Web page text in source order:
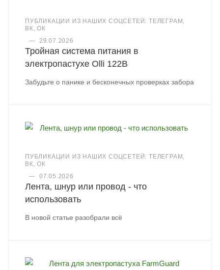
ПУБЛИКАЦИИ ИЗ НАШИХ СОЦСЕТЕЙ: ТЕЛЕГРАМ,
ВК, ОК
—
29.07.2026
Тройная система питания в
электропастухе Olli 122B
Забудьте о панике и бесконечных проверках забора
ПУБЛИКАЦИИ ИЗ НАШИХ СОЦСЕТЕЙ: ТЕЛЕГРАМ,
ВК, ОК
—
07.05.2026
Лента, шнур или провод - что
использовать
В новой статье разобрали всё